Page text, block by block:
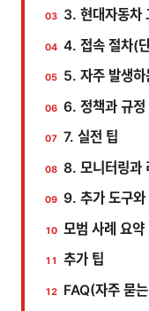
3. 현대자동차
4. 접속 절차(
5. 자주 발생하
6. 정책과 규정
7. 실전 팁
8. 모니터링과
9. 추가 도구와
모범 사례 요약
추가 팁
FAQ(자주 묻